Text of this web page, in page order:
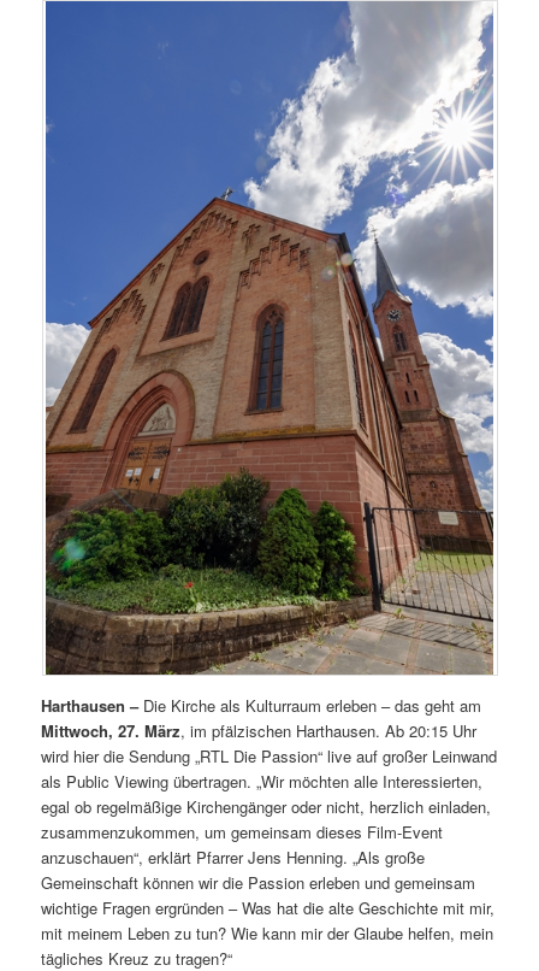
Harthausen – Die Kirche als Kulturraum erleben – das geht am
Mittwoch, 27. März, im pfälzischen Harthausen. Ab 20:15 Uhr
wird hier die Sendung „RTL Die Passion“ live auf großer Leinwand
als Public Viewing übertragen. „Wir möchten alle Interessierten,
egal ob regelmäßige Kirchengänger oder nicht, herzlich einladen,
zusammenzukommen, um gemeinsam dieses Film-Event
anzuschauen“, erklärt Pfarrer Jens Henning. „Als große
Gemeinschaft können wir die Passion erleben und gemeinsam
wichtige Fragen ergründen – Was hat die alte Geschichte mit mir,
mit meinem Leben zu tun? Wie kann mir der Glaube helfen, mein
tägliches Kreuz zu tragen?“